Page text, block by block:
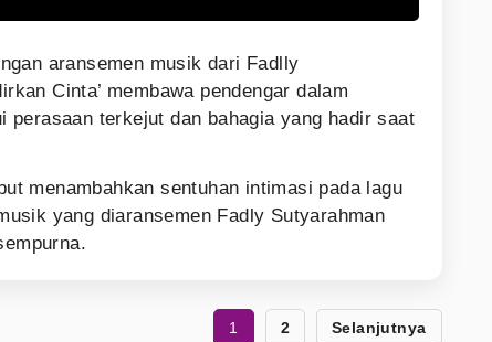
aransemen musik dari Fadlly
Cinta’ membawa pendengar dalam
perasaan terkejut dan bahagia yang hadir saat
menambahkan sentuhan intimasi pada lagu
yang diaransemen Fadly Sutyarahman
1 2 Selanjutnya